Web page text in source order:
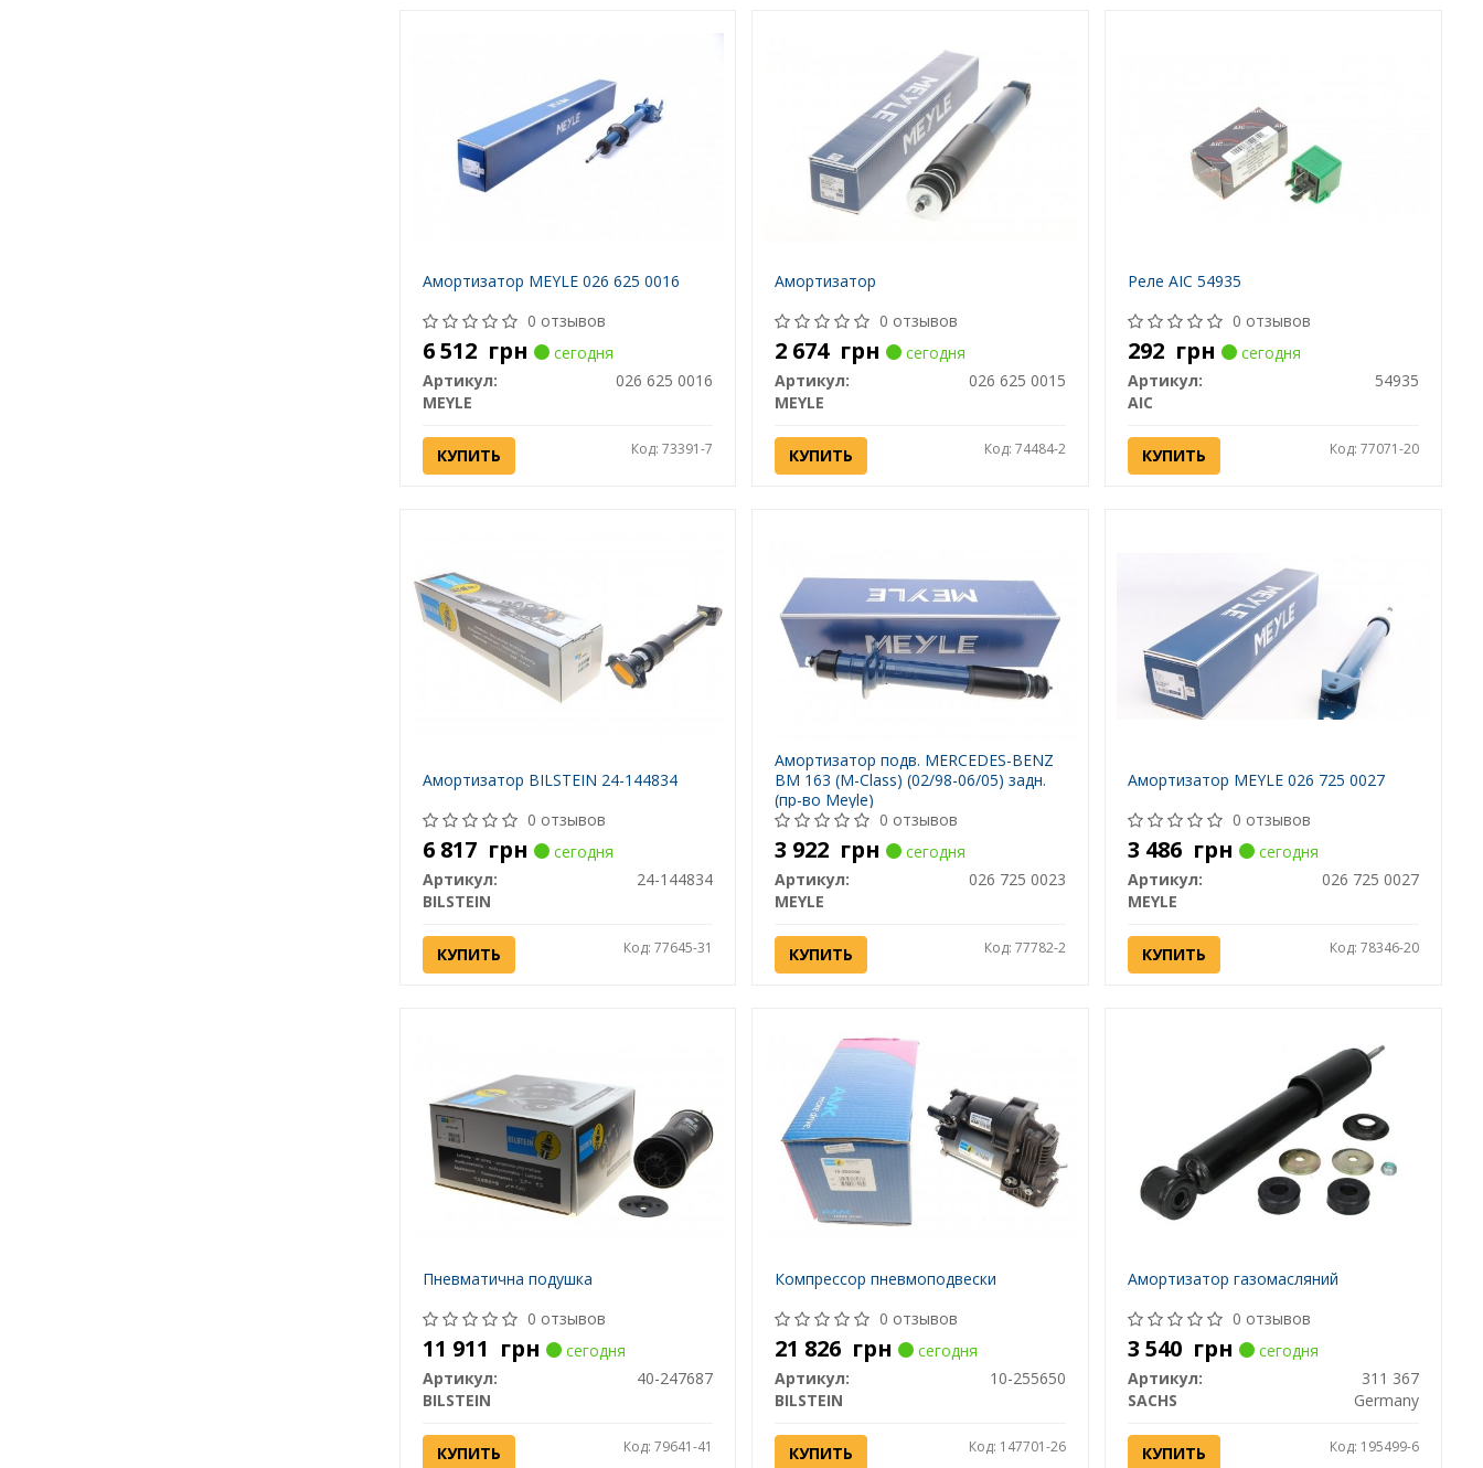
Амортизатор MEYLE 026 625 0016
0 отзывов
6 512 грн
сегодня
Артикул:
026 625 0016
MEYLE
КУПИТЬ Код: 73391-7
Амортизатор
0 отзывов
2 674 грн
сегодня
Артикул:
026 625 0015
MEYLE
КУПИТЬ Код: 74484-2
Реле AIC 54935
0 отзывов
292 грн
сегодня
Артикул:
54935
AIC
КУПИТЬ Код: 77071-20
Амортизатор BILSTEIN 24-144834
0 отзывов
6 817 грн
сегодня
Артикул:
24-144834
BILSTEIN
КУПИТЬ Код: 77645-31
Амортизатор подв. MERCEDES-BENZ
BM 163 (M-Class) (02/98-06/05) задн.
(пр-во Meyle)
0 отзывов
3 922 грн
сегодня
Артикул:
026 725 0023
MEYLE
КУПИТЬ Код: 77782-2
Амортизатор MEYLE 026 725 0027
0 отзывов
3 486 грн
сегодня
Артикул:
026 725 0027
MEYLE
КУПИТЬ Код: 78346-20
Пневматична подушка
0 отзывов
11 911 грн
сегодня
Артикул:
40-247687
BILSTEIN
КУПИТЬ Код: 79641-41
Компрессор пневмоподвески
0 отзывов
21 826 грн
сегодня
Артикул:
10-255650
BILSTEIN
КУПИТЬ Код: 147701-26
Амортизатор газомасляний
0 отзывов
3 540 грн
сегодня
Артикул:
311 367
SACHS
Germany
КУПИТЬ Код: 195499-6